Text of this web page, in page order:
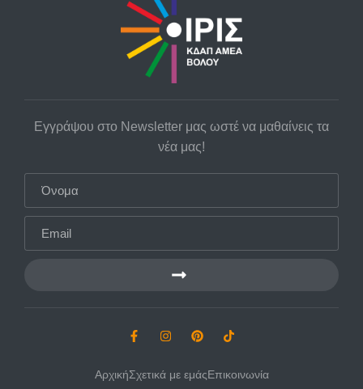
Εγγράψου στο Newsletter μας ωστέ να μαθαίνεις τα
νέα μας!
ΑρχικήΣχετικά με εμάςΕπικοινωνία